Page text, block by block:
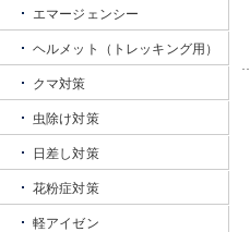
エマージェンシー
ヘルメット（トレッキング用）
クマ対策
虫除け対策
日差し対策
花粉症対策
軽アイゼン